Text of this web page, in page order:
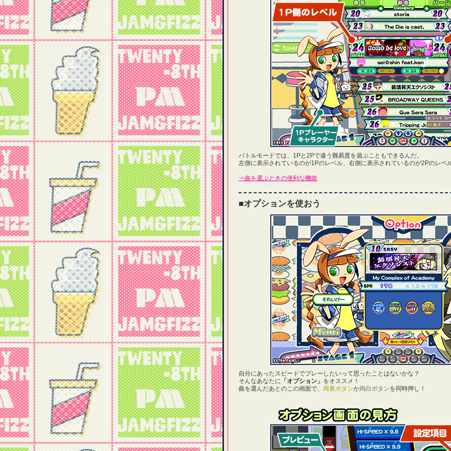
バトルモードでは、1Pと2Pで違う難易度を遊ぶこともできるんだ。
左側に表示されているのが1Pのレベル、右側に表示されているのが2Pのレベ
⇒曲を選ぶときの便利な機能
■オプションを使おう
自分にあったスピードでプレーしたいって思ったことはないかな？
そんなあなたに 「オプション」 をオススメ！
曲を選んだあとのこの画面で、 両黄ボタンか両白ボタンを同時押し！